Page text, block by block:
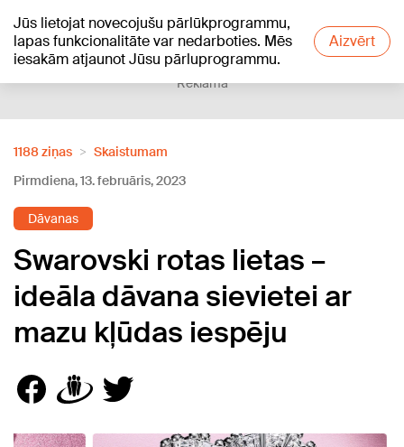
Jūs lietojat novecojušu pārlūkprogrammu,
lapas funkcionalitāte var nedarboties. Mēs
iesakām atjaunot Jūsu pārluprogrammu.
Aizvērt
+22°C
Reklāma
1188 ziņas
Skaistumam
Pirmdiena, 13. februāris, 2023
Dāvanas
Swarovski rotas lietas –
ideāla dāvana sievietei ar
mazu kļūdas iespēju